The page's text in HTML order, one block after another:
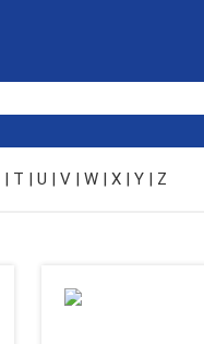
| T | U | V | W | X | Y | Z